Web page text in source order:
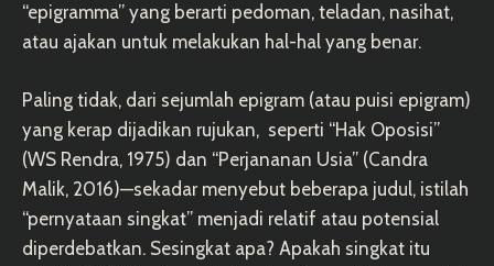
“epigramma” yang berarti pedoman, teladan, nasihat,
atau ajakan untuk melakukan hal-hal yang benar.
Paling tidak, dari sejumlah epigram (atau puisi epigram)
yang kerap dijadikan rujukan, seperti “Hak Oposisi”
(WS Rendra, 1975) dan “Perjananan Usia” (Candra
Malik, 2016)—sekadar menyebut beberapa judul, istilah
“pernyataan singkat” menjadi relatif atau potensial
diperdebatkan. Sesingkat apa? Apakah singkat itu